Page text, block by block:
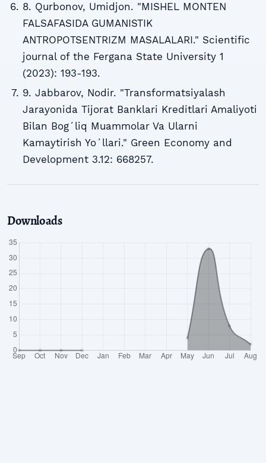
8. Qurbonov, Umidjon. "MISHEL MONTEN
FALSAFASIDA GUMANISTIK
ANTROPOTSENTRIZM MASALALARI." Scientific
journal of the Fergana State University 1
(2023): 193-193.
9. Jabbarov, Nodir. "Transformatsiyalash
Jarayonida Tijorat Banklari Kreditlari Amaliyoti
Bilan Bogʻliq Muammolar Va Ularni
Kamaytirish Yoʻllari." Green Economy and
Development 3.12: 668257.
Downloads